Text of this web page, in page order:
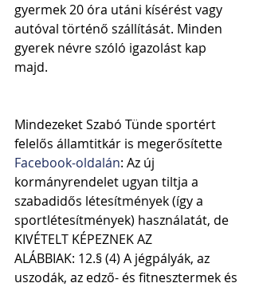
gyermek 20 óra utáni kísérést vagy
autóval történő szállítását. Minden
gyerek névre szóló igazolást kap
majd.
Mindezeket Szabó Tünde sportért
felelős államtitkár is megerősítette
Facebook-oldalán: Az új
kormányrendelet ugyan tiltja a
szabadidős létesítmények (így a
sportlétesítmények) használatát, de
KIVÉTELT KÉPEZNEK AZ
ALÁBBIAK: 12.§ (4) A jégpályák, az
uszodák, az edző- és fitnesztermek és